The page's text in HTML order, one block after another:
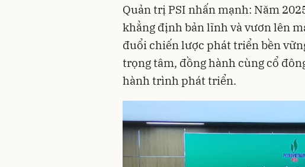
Quản trị PSI nhấn mạnh: Năm
khẳng định bản lĩnh và vươn lên
đuổi chiến lược phát triển bền
trọng tâm, đồng hành cùng cổ
hành trình phát triển.